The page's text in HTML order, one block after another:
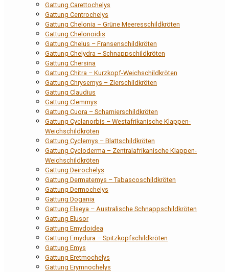
Gattung Carettochelys
Gattung Centrochelys
Gattung Chelonia – Grüne Meeresschildkröten
Gattung Chelonoidis
Gattung Chelus – Fransenschildkröten
Gattung Chelydra – Schnappschildkröten
Gattung Chersina
Gattung Chitra – Kurzkopf-Weichschildkröten
Gattung Chrysemys – Zierschildkröten
Gattung Claudius
Gattung Clemmys
Gattung Cuora – Scharnierschildkröten
Gattung Cyclanorbis – Westafrikanische Klappen-
Weichschildkröten
Gattung Cyclemys – Blattschildkröten
Gattung Cycloderma – Zentralafrikanische Klappen-
Weichschildkröten
Gattung Deirochelys
Gattung Dermatemys – Tabascoschildkröten
Gattung Dermochelys
Gattung Dogania
Gattung Elseya – Australische Schnappschildkröten
Gattung Elusor
Gattung Emydoidea
Gattung Emydura – Spitzkopfschildkröten
Gattung Emys
Gattung Eretmochelys
Gattung Erymnochelys